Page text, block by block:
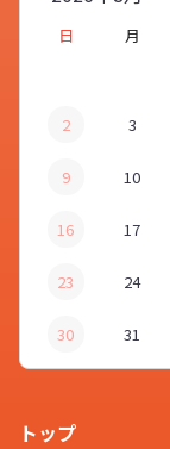
日 月
2 3
9 10
16 17
23 24
30 31
トップ